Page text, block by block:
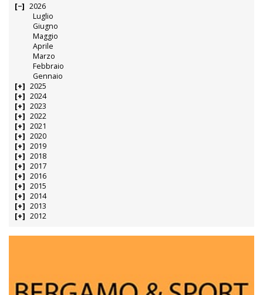
2026
Luglio
Giugno
Maggio
Aprile
Marzo
Febbraio
Gennaio
2025
2024
2023
2022
2021
2020
2019
2018
2017
2016
2015
2014
2013
2012